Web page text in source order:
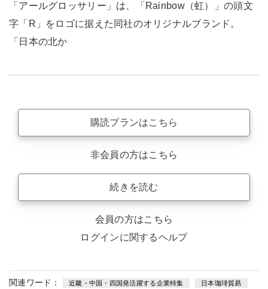
「アールグロッサリー」は、「Rainbow（虹）」の頭文
字「R」をロゴに据えた同社のオリジナルブランド。
「日本の北か
購読プランはこちら
非会員の方はこちら
続きを読む
会員の方はこちら
ログインに関するヘルプ
関連ワード： 近畿・中国・四国発活躍する企業特集 日本珈琲貿易